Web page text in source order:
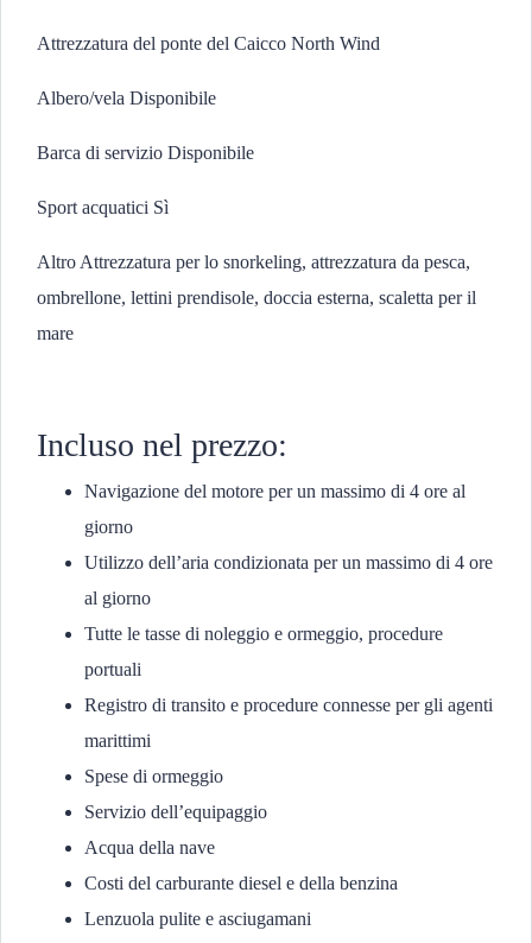
Attrezzatura del ponte del Caicco North Wind
Albero/vela Disponibile
Barca di servizio Disponibile
Sport acquatici Sì
Altro Attrezzatura per lo snorkeling, attrezzatura da pesca,
ombrellone, lettini prendisole, doccia esterna, scaletta per il
mare
Incluso nel prezzo:
Navigazione del motore per un massimo di 4 ore al
giorno
Utilizzo dell’aria condizionata per un massimo di 4 ore
al giorno
Tutte le tasse di noleggio e ormeggio, procedure
portuali
Registro di transito e procedure connesse per gli agenti
marittimi
Spese di ormeggio
Servizio dell’equipaggio
Acqua della nave
Costi del carburante diesel e della benzina
Lenzuola pulite e asciugamani